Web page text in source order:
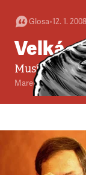
Glosa•12. 1. 2008
Velká
Musí umět
Marek Švehla